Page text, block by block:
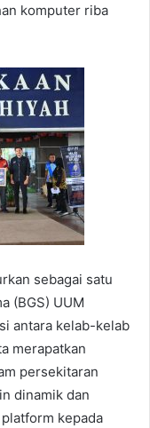
komputer riba
sebagai satu
(BGS) UUM
antara kelab-kelab
merapatkan
persekitaran
dinamik dan
kepada